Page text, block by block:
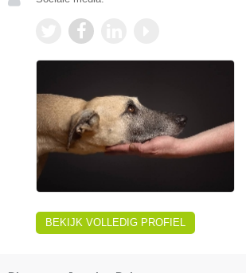
BEKIJK VOLLEDIG PROFIEL